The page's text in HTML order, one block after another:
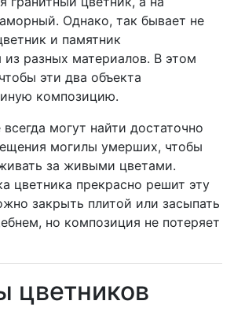
Однако, так бывает не
и памятник
из разных материалов. В этом
эти два объекта
композицию.
могут найти достаточно
могилы умерших, чтобы
за живыми цветами.
цветника прекрасно решит эту
закрыть плитой или засыпать
но композиция не потеряет
цветников